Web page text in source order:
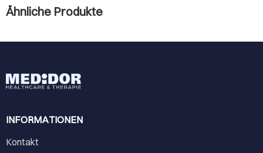
Ähnliche Produkte
INFORMATIONEN
Kontakt